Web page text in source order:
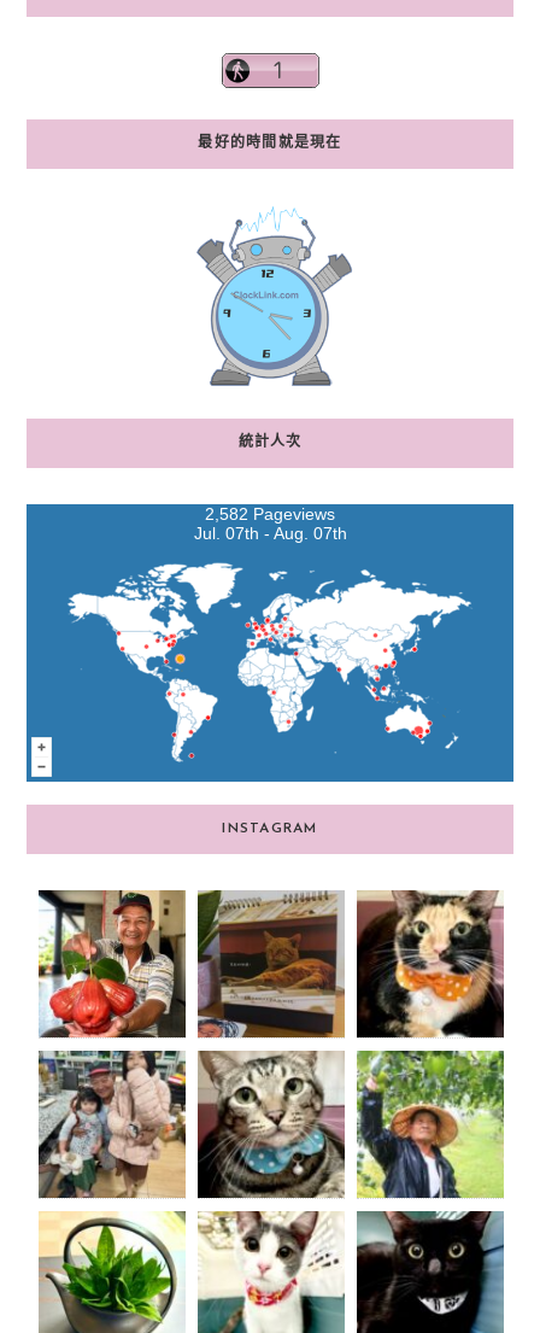
最好的時間就是現在
統計人次
2,582 Pageviews
Jul. 07th - Aug. 07th
INSTAGRAM